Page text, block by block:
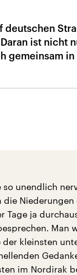
ist nicht
gemeinsam
so unendlich
Tage ja
Man
kleinsten
im Nordirak